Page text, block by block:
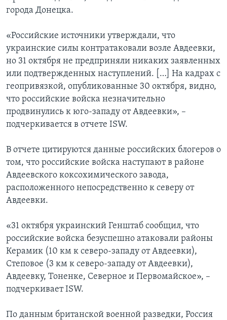
города Донецка.
«Российские источники утверждали, что
украинские силы контратаковали возле Авдеевки,
но 31 октября не предприняли никаких заявленных
или подтвержденных наступлений. […] На кадрах с
геопривязкой, опубликованные 30 октября, видно,
что российские войска незначительно
продвинулись к юго-западу от Авдеевки», –
подчеркивается в отчете ISW.
В отчете цитируются данные российских блогеров о
том, что российские войска наступают в районе
Авдеевского коксохимического завода,
расположенного непосредственно к северу от
Авдеевки.
«31 октября украинский Генштаб сообщил, что
российские войска безуспешно атаковали районы
Керамик (10 км к северо-западу от Авдеевки),
Степовое (3 км к северо-западу от Авдеевки),
Авдеевку, Тоненке, Северное и Первомайское», –
подчеркивает ISW.
По данным британской военной разведки, Россия